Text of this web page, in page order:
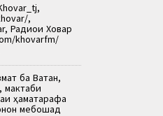
,
Радиои Ховар
khovarfm/
ба Ватан,
мактаби
ҳаматарафа
мебошад